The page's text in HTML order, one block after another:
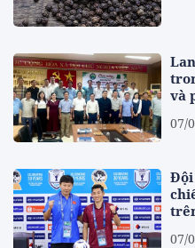
và
07/
Đội
07/